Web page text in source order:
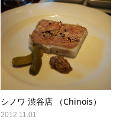
シノワ 渋谷店 （Chinois）
2012.11.01